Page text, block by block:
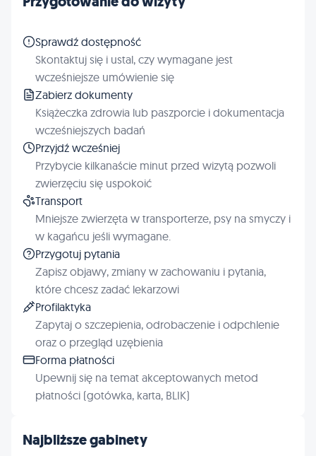
Najbliższe gabinety
Sprawdź dostępność
Skontaktuj się i ustal, czy wymagane jest
wcześniejsze umówienie się
Zabierz dokumenty
Książeczka zdrowia lub paszporcie i dokumentacja
wcześniejszych badań
Przyjdź wcześniej
Przybycie kilkanaście minut przed wizytą pozwoli
zwierzęciu się uspokoić
Transport
Mniejsze zwierzęta w transporterze, psy na smyczy i
w kagańcu jeśli wymagane.
Przygotuj pytania
Zapisz objawy, zmiany w zachowaniu i pytania,
które chcesz zadać lekarzowi
Profilaktyka
Zapytaj o szczepienia, odrobaczenie i odpchlenie
oraz o przegląd uzębienia
Forma płatności
Upewnij się na temat akceptowanych metod
płatności (gotówka, karta, BLIK)